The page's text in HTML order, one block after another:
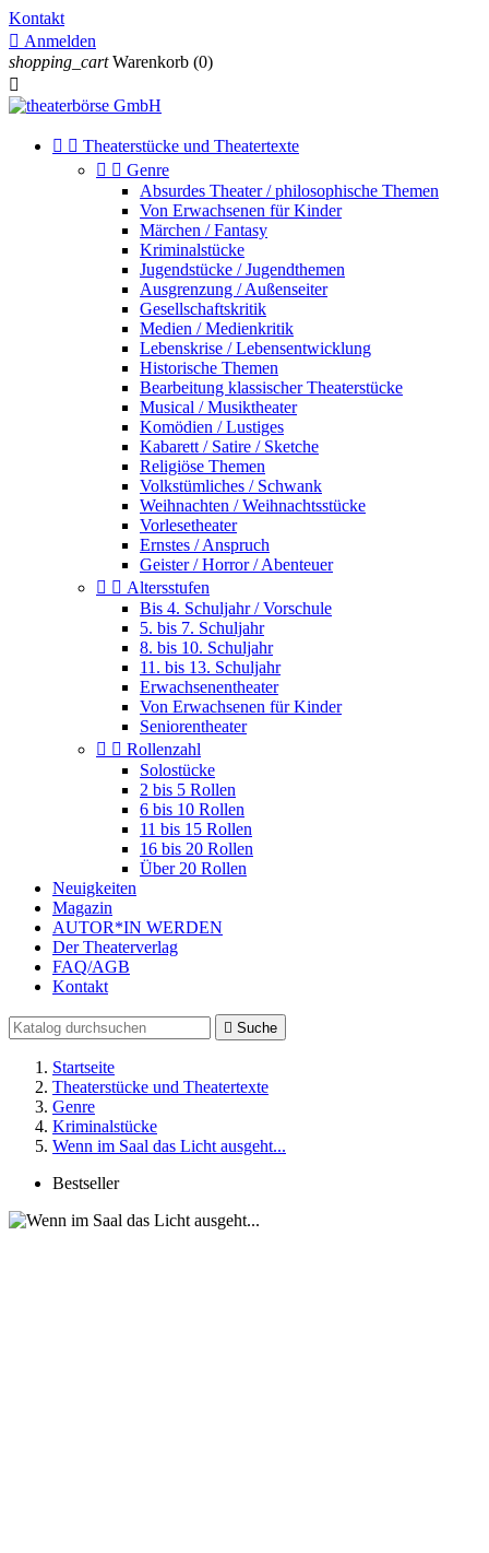
Kontakt
 Anmelden
shopping_cart Warenkorb (0)

  Theaterstücke und Theatertexte
  Genre
Absurdes Theater / philosophische Themen
Von Erwachsenen für Kinder
Märchen / Fantasy
Kriminalstücke
Jugendstücke / Jugendthemen
Ausgrenzung / Außenseiter
Gesellschaftskritik
Medien / Medienkritik
Lebenskrise / Lebensentwicklung
Historische Themen
Bearbeitung klassischer Theaterstücke
Musical / Musiktheater
Komödien / Lustiges
Kabarett / Satire / Sketche
Religiöse Themen
Volkstümliches / Schwank
Weihnachten / Weihnachtsstücke
Vorlesetheater
Ernstes / Anspruch
Geister / Horror / Abenteuer
  Altersstufen
Bis 4. Schuljahr / Vorschule
5. bis 7. Schuljahr
8. bis 10. Schuljahr
11. bis 13. Schuljahr
Erwachsenentheater
Von Erwachsenen für Kinder
Seniorentheater
  Rollenzahl
Solostücke
2 bis 5 Rollen
6 bis 10 Rollen
11 bis 15 Rollen
16 bis 20 Rollen
Über 20 Rollen
Neuigkeiten
Magazin
AUTOR*IN WERDEN
Der Theaterverlag
FAQ/AGB
Kontakt
 Suche
Startseite
Theaterstücke und Theatertexte
Genre
Kriminalstücke
Wenn im Saal das Licht ausgeht...
Bestseller